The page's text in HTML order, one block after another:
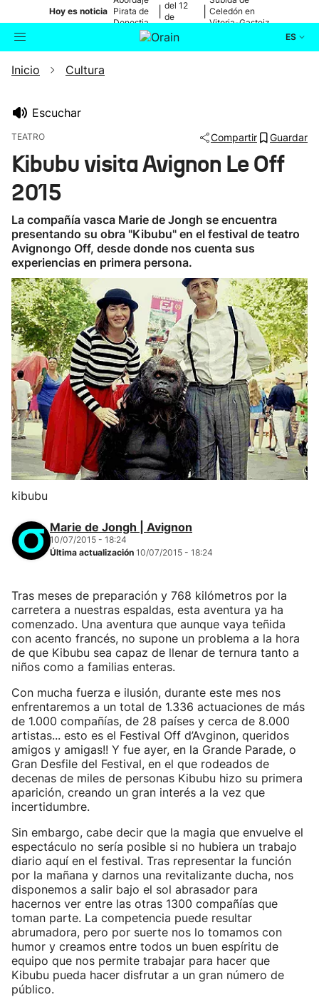
Hoy es noticia Pirata de
Donostia
del 12
de
Celedón en
Vitoria-Gasteiz
ES
Buscador
Eguraldia
Inicio Cultura
Escuchar
TEATRO Compartir Guardar
Kibubu visita Avignon Le Off
2015
La compañía vasca Marie de Jongh se encuentra
presentando su obra "Kibubu" en el festival de teatro
Avignongo Off, desde donde nos cuenta sus
experiencias en primera persona.
kibubu
Marie de Jongh | Avignon
10/07/2015 - 18:24
Última actualización 10/07/2015 - 18:24
Tras meses de preparación y 768 kilómetros por la
carretera a nuestras espaldas, esta aventura ya ha
comenzado. Una aventura que aunque vaya teñida
con acento francés, no supone un problema a la hora
de que Kibubu sea capaz de llenar de ternura tanto a
niños como a familias enteras.
Con mucha fuerza e ilusión, durante este mes nos
enfrentaremos a un total de 1.336 actuaciones de más
de 1.000 compañías, de 28 países y cerca de 8.000
artistas... esto es el Festival Off d’Avginon, queridos
amigos y amigas!! Y fue ayer, en la Grande Parade, o
Gran Desfile del Festival, en el que rodeados de
decenas de miles de personas Kibubu hizo su primera
aparición, creando un gran interés a la vez que
incertidumbre.
Sin embargo, cabe decir que la magia que envuelve el
espectáculo no sería posible si no hubiera un trabajo
diario aquí en el festival. Tras representar la función
por la mañana y darnos una revitalizante ducha, nos
disponemos a salir bajo el sol abrasador para
hacernos ver entre las otras 1300 compañías que
toman parte. La competencia puede resultar
abrumadora, pero por suerte nos lo tomamos con
humor y creamos entre todos un buen espíritu de
equipo que nos permite trabajar para hacer que
Kibubu pueda hacer disfrutar a un gran número de
público.